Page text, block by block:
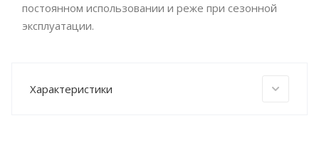
постоянном использовании и реже при сезонной
эксплуатации.
Характеристики